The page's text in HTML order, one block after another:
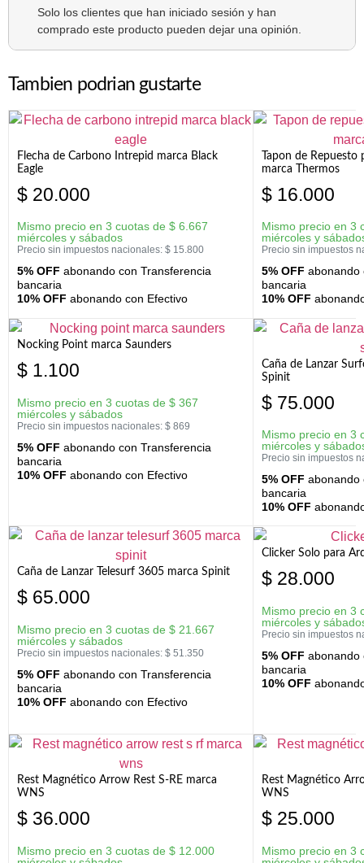
Solo los clientes que han iniciado sesión y han
comprado este producto pueden dejar una opinión.
Tambien podrian gustarte
Flecha de Carbono Intrepid marca Black
Eagle
$ 20.000
Mismo precio en 3 cuotas de $ 6.667
miércoles y sábados
Precio sin impuestos nacionales: $ 15.800
5% OFF abonando con Transferencia
bancaria
10% OFF abonando con Efectivo
Tapon de Repuesto
marca Thermos
$ 16.000
Mismo precio en 3
miércoles y
Precio sin impuestos
5% OFF abonando
bancaria
10% OFF
Nocking Point marca Saunders
$ 1.100
Mismo precio en 3 cuotas de $ 367
miércoles y sábados
Precio sin impuestos nacionales: $ 869
5% OFF abonando con Transferencia
bancaria
10% OFF abonando con Efectivo
Caña de Lanzar
Spinit
$ 75.000
Mismo precio en 3
miércoles y
Precio sin impuestos
5% OFF abonando
bancaria
10% OFF
Caña de Lanzar Telesurf 3605 marca Spinit
$ 65.000
Mismo precio en 3 cuotas de $ 21.667
miércoles y sábados
Precio sin impuestos nacionales: $ 51.350
5% OFF abonando con Transferencia
bancaria
10% OFF abonando con Efectivo
Clicker Solo para
$ 28.000
Mismo precio en 3
miércoles y
Precio sin impuestos
5% OFF abonando
bancaria
10% OFF
Rest Magnético Arrow Rest S-RE marca
WNS
$ 36.000
Mismo precio en 3 cuotas de $ 12.000
Rest Magnético
WNS
$ 25.000
Mismo precio en 3